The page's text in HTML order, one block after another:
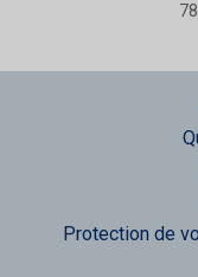
Protection de